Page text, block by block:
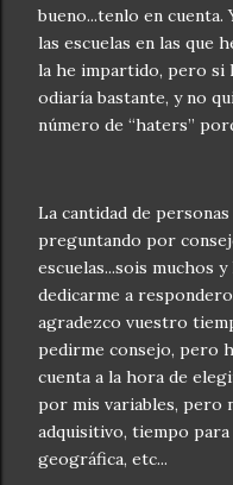
bueno...tenlo en
las escuelas en las que
la he impartido, pero si
odiaría bastante, y no
número de “haters”
La cantidad de
preguntando por
escuelas...sois muchos
dedicarme a
agradezco vuestro
pedirme consejo, pero
cuenta a la hora de
por mis variables, pero
adquisitivo, tiempo
geográfica, etc...